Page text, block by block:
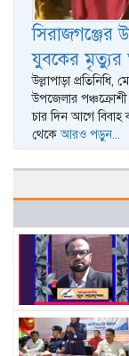
সিরাজগঞ্জের
যুবকের মৃত্যুর
উল্লাপাড়া প্রতিনিধি,
উপজেলার পঞ্চক্রোশী
চার দিন আগে বিবাহ
থেকেআরও পড়ুন...